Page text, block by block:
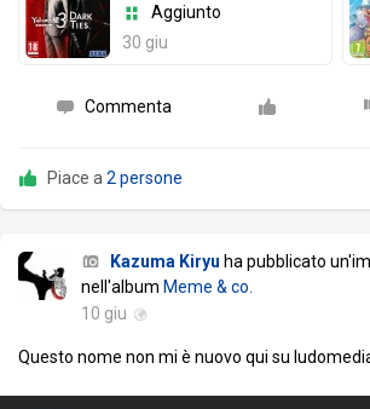
Aggiunto
30 giu
Commenta
Piace a 2 persone
Kazuma Kiryu ha pubblicato
nell'album Meme & co.
10 giu
Questo nome non mi è nuovo qui su